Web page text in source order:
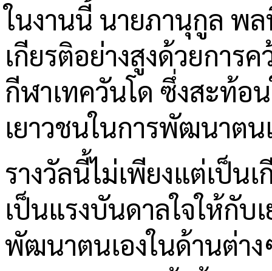
ในงานนี้ นายภานุกูล พ
เกียรติอย่างสูงด้วยการ
กีฬาเทควันโด ซึ่งสะท้อ
เยาวชนในการพัฒนาตน
รางวัลนี้ไม่เพียงแต่เป็น
เป็นแรงบันดาลใจให้กั
พัฒนาตนเองในด้านต่า